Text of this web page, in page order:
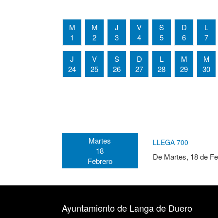
M
1
M
2
J
3
V
4
S
5
D
6
L
7
J
24
V
25
S
26
D
27
L
28
M
29
M
30
Martes
18
Febrero
LLEGA 700
De Martes, 18 de
Ayuntamiento de Langa de Duero